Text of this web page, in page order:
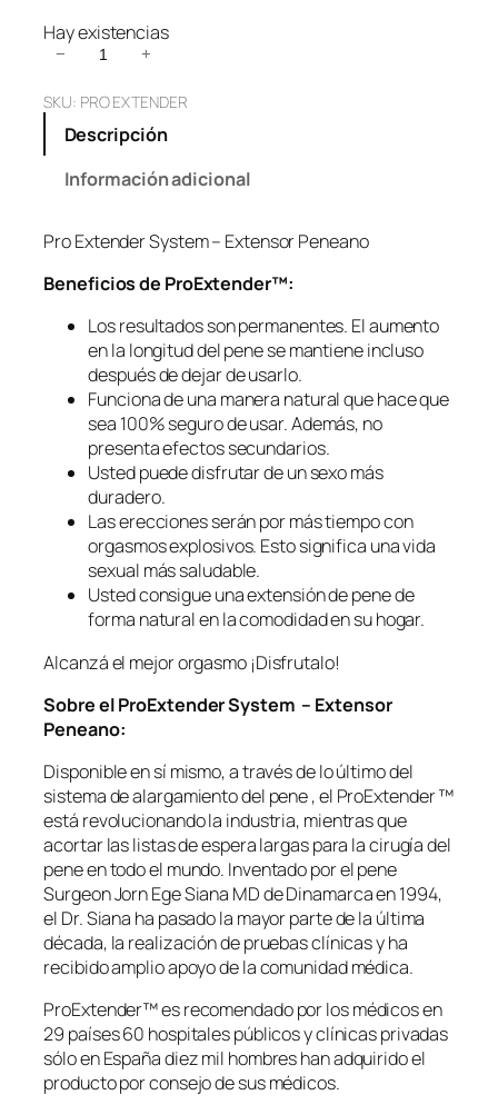
Hay existencias
o
x
d
e
r
e
n
e
a
n
o
c
a
n
t
i
a
d
− +
SKU: PRO EXTENDER
Descripción
Información adicional
Pro Extender System – Extensor Peneano
Beneficios de ProExtender™​:
Los resultados son permanentes. El aumento
en la longitud del pene se mantiene incluso
después de dejar de usarlo.
Funciona de una manera natural que hace que
sea 100% seguro de usar. Además, no
presenta efectos secundarios.
Usted puede disfrutar de un sexo más
duradero.
Las erecciones serán por más tiempo con
orgasmos explosivos. Esto significa una vida
sexual más saludable.
Usted consigue una extensión de pene de
forma natural en la comodidad en su hogar.
Alcanzá el mejor orgasmo ¡Disfrutalo!
Sobre el ProExtender System – Extensor
Peneano:
Disponible en sí mismo, a través de lo último del
sistema de alargamiento del pene , el ProExtender ™
está revolucionando la industria, mientras que
acortar las listas de espera largas para la cirugía del
pene en todo el mundo. Inventado por el pene
Surgeon Jorn Ege Siana MD de Dinamarca en 1994,
el Dr. Siana ha pasado la mayor parte de la última
década, la realización de pruebas clínicas y ha
recibido amplio apoyo de la comunidad médica.
ProExtender™ es recomendado por los médicos en
29 países 60 hospitales públicos y clínicas privadas
sólo en España diez mil hombres han adquirido el
producto por consejo de sus médicos.